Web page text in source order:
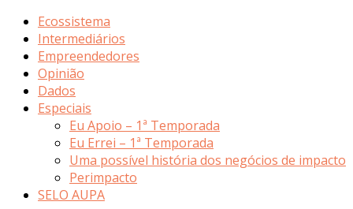
Ecossistema
Intermediários
Empreendedores
Opinião
Dados
Especiais
Eu Apoio – 1ª Temporada
Eu Errei – 1ª Temporada
Uma possível história dos negócios de impacto
Perimpacto
SELO AUPA